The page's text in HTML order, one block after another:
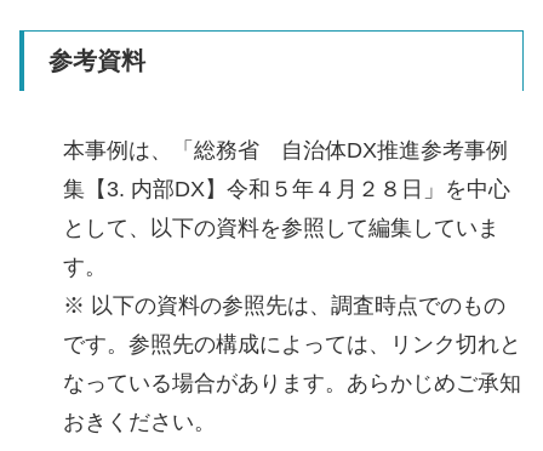
参考資料
本事例は、「総務省 ⾃治体DX推進参考事例
集【3. 内部DX】令和５年４⽉２８⽇」を中心
として、以下の資料を参照して編集していま
す。
※ 以下の資料の参照先は、調査時点でのもの
です。参照先の構成によっては、リンク切れと
なっている場合があります。あらかじめご承知
おきください。